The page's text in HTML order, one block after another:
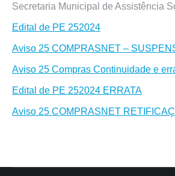
Secretaria Municipal de Assistência
Edital de PE 252024
Aviso 25 COMPRASNET –
Aviso 25 Compras Continuidade e
Edital de PE 252024 ERRATA
Aviso 25 COMPRASNET